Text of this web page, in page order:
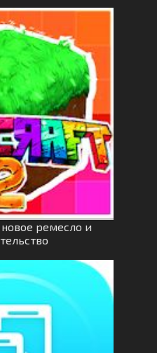
ремесло и